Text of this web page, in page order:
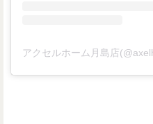
アクセルホーム月島店